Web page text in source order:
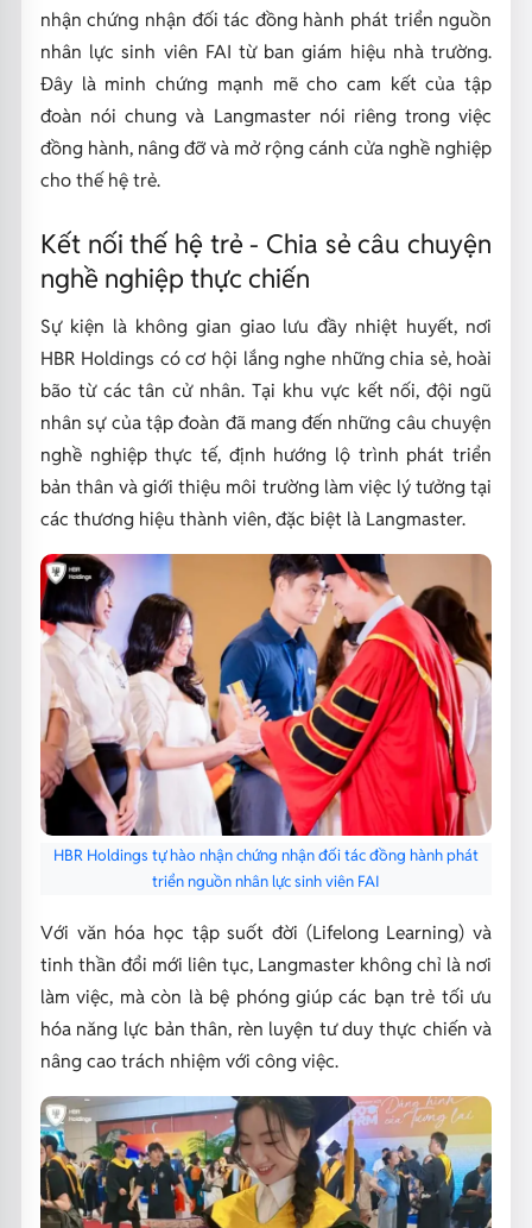
nhận chứng nhận đối tác đồng hành phát triển nguồn
nhân lực sinh viên FAI từ ban giám hiệu nhà trường.
Đây là minh chứng mạnh mẽ cho cam kết của tập
đoàn nói chung và Langmaster nói riêng trong việc
đồng hành, nâng đỡ và mở rộng cánh cửa nghề nghiệp
cho thế hệ trẻ.
Kết nối thế hệ trẻ - Chia sẻ câu chuyện
nghề nghiệp thực chiến
Sự kiện là không gian giao lưu đầy nhiệt huyết, nơi
HBR Holdings có cơ hội lắng nghe những chia sẻ, hoài
bão từ các tân cử nhân. Tại khu vực kết nối, đội ngũ
nhân sự của tập đoàn đã mang đến những câu chuyện
nghề nghiệp thực tế, định hướng lộ trình phát triển
bản thân và giới thiệu môi trường làm việc lý tưởng tại
các thương hiệu thành viên, đặc biệt là Langmaster.
HBR Holdings tự hào nhận chứng nhận đối tác đồng hành phát
triển nguồn nhân lực sinh viên FAI
Với văn hóa học tập suốt đời (Lifelong Learning) và
tinh thần đổi mới liên tục, Langmaster không chỉ là nơi
làm việc, mà còn là bệ phóng giúp các bạn trẻ tối ưu
hóa năng lực bản thân, rèn luyện tư duy thực chiến và
nâng cao trách nhiệm với công việc.